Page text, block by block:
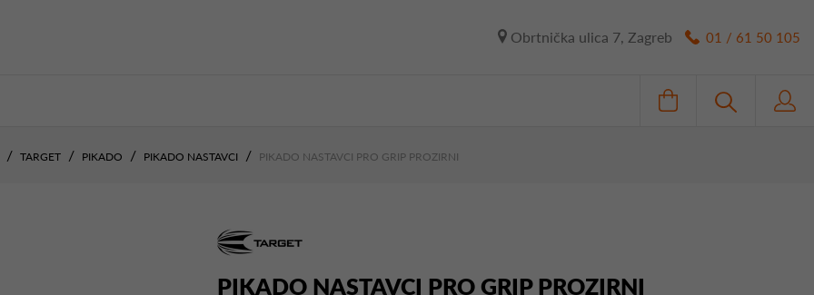
Obrtnička ulica 7, Zagreb 01 / 61 50 105
TARGET PIKADO PIKADO NASTAVCI PIKADO NASTAVCI PRO GRIP PROZIRNI
PIKADO NASTAVCI PRO GRIP PROZIRNI